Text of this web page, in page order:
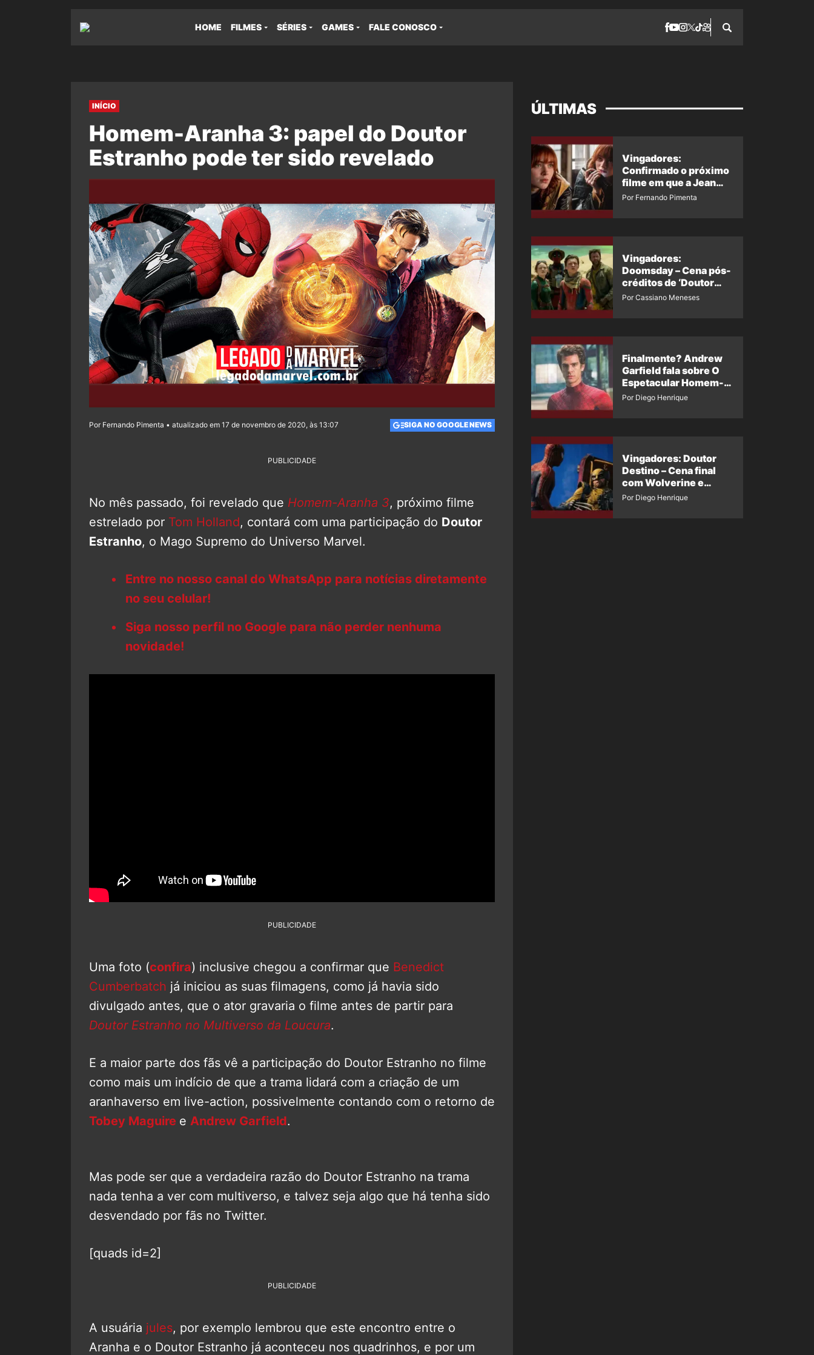
HOME FILMES SÉRIES GAMES FALE CONOSCO
INÍCIO
Homem-Aranha 3: papel do Doutor
Estranho pode ter sido revelado
Por Fernando Pimenta • atualizado em 17 de novembro de 2020, às 13:07 SIGA NO GOOGLE NEWS
PUBLICIDADE
No mês passado, foi revelado que Homem-Aranha 3, próximo filme
estrelado por Tom Holland, contará com uma participação do Doutor
Estranho, o Mago Supremo do Universo Marvel.
Entre no nosso canal do WhatsApp para notícias diretamente
no seu celular!
Siga nosso perfil no Google para não perder nenhuma
novidade!
PUBLICIDADE
Uma foto (confira) inclusive chegou a confirmar que Benedict
Cumberbatch já iniciou as suas filmagens, como já havia sido
divulgado antes, que o ator gravaria o filme antes de partir para
Doutor Estranho no Multiverso da Loucura.
E a maior parte dos fãs vê a participação do Doutor Estranho no filme
como mais um indício de que a trama lidará com a criação de um
aranhaverso em live-action, possivelmente contando com o retorno de
Tobey Maguire e Andrew Garfield.
Mas pode ser que a verdadeira razão do Doutor Estranho na trama
nada tenha a ver com multiverso, e talvez seja algo que há tenha sido
desvendado por fãs no Twitter.
[quads id=2]
PUBLICIDADE
A usuária jules, por exemplo lembrou que este encontro entre o
Aranha e o Doutor Estranho já aconteceu nos quadrinhos, e por um
ÚLTIMAS
Vingadores:
Confirmado o próximo
filme em que a Jean
Grey irá aparecer
Por Fernando Pimenta
Vingadores:
Doomsday – Cena pós-
créditos de ‘Doutor
Destino’ é revelada
Por Cassiano Meneses
Finalmente? Andrew
Garfield fala sobre O
Espetacular Homem-
Aranha 3
Por Diego Henrique
Vingadores: Doutor
Destino – Cena final
com Wolverine e
Homem-Aranha de
Por Diego Henrique